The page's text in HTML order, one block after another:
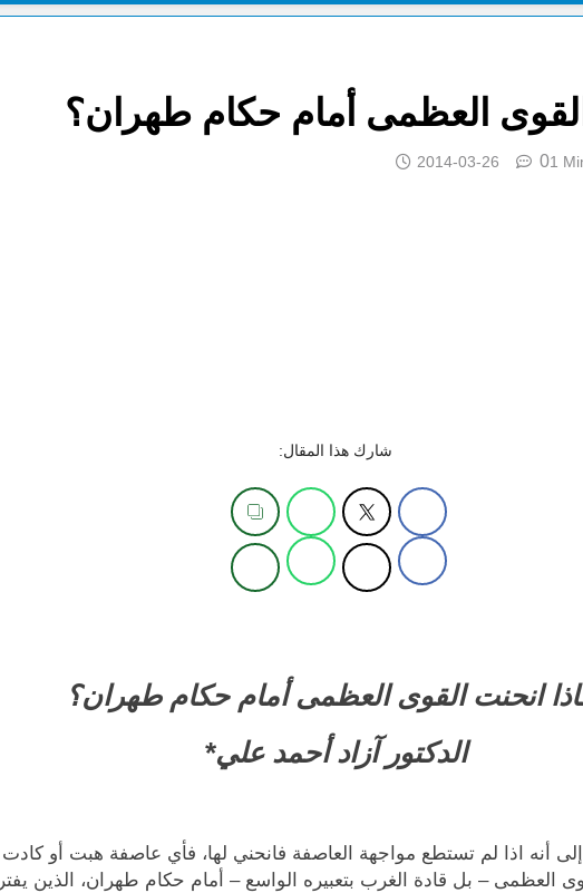
القوى العظمى أمام حكام طهران؟
2014-03-26 01
شارك هذا المقال:
انحنت القوى العظمى أمام حكام طهران؟
الدكتور آزاد أحمد علي*
أنه اذا لم تستطع مواجهة العاصفة فانحني لها، فأي عاصفة هبت أو
العظمى – بل قادة الغرب بتعبيره الواسع – أمام حكام طهران، الذين